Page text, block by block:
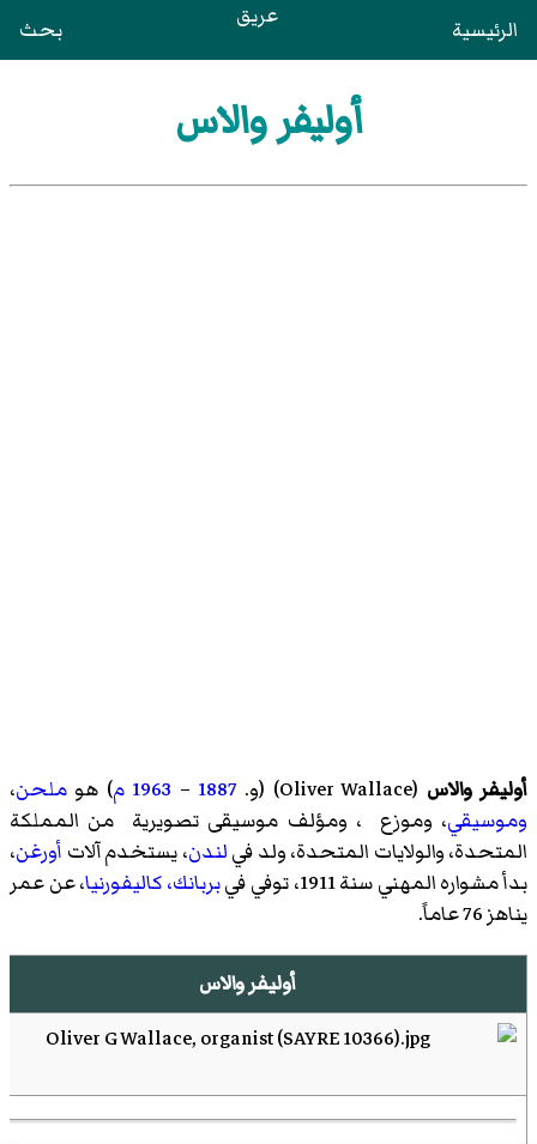
الرئيسية عريق بحث
أوليفر والاس
أوليفر والاس (
Oliver Wallace)‏ (و. 1887
–
1963 م) هو ملحن،
وموسيقي، وموزع ، ومؤلف موسيقى تصويرية من المملكة
المتحدة، والولايات المتحدة، ولد فيلندن، يستخدم آلات أورغن،
بدأ مشواره المهني سنة 1911، توفي في
بربانك، كاليفورنيا، عن عمر
يناهز 76 عاماً.
أوليفر والاس